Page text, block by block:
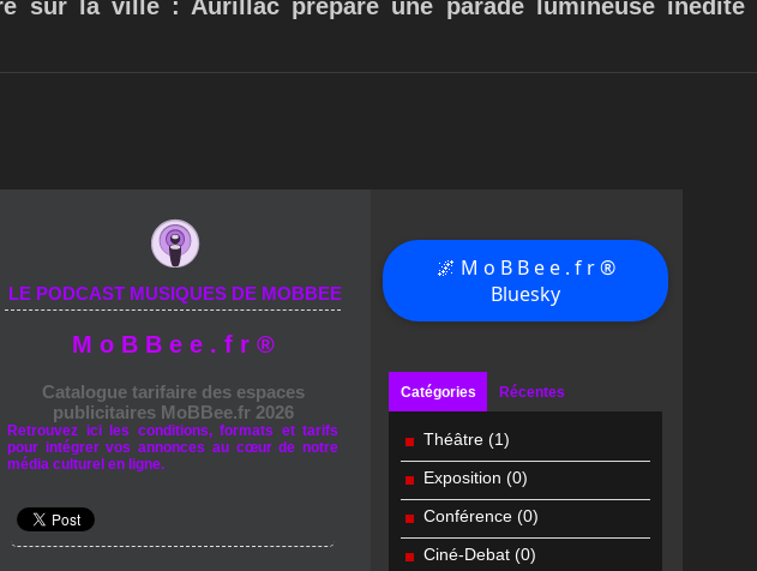
sur la ville : Aurillac prépare une parade lumineuse inédite
LE PODCAST MUSIQUES DE MOBBEE
M o B B e e . f r ®
Catalogue tarifaire des espaces
publicitaires MoBBee.fr 2026
Retrouvez ici les conditions, formats et tarifs
pour intégrer vos annonces au cœur de notre
média culturel en ligne.
🌌 M o B B e e . f r ®
Bluesky
Catégories Récentes
Théâtre (1)
Exposition (0)
Conférence (0)
Ciné-Debat (0)